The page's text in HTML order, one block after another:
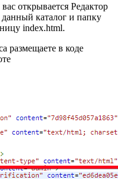
открывается Редактор
каталог и папку
index.html.
размещаете в коде